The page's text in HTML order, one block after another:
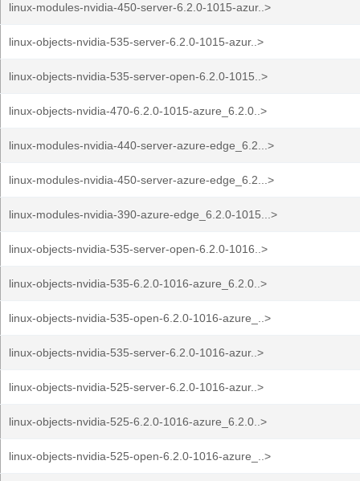
linux-modules-nvidia-450-server-6.2.0-1015-azur..>
linux-objects-nvidia-535-server-6.2.0-1015-azur..>
linux-objects-nvidia-535-server-open-6.2.0-1015..>
linux-objects-nvidia-470-6.2.0-1015-azure_6.2.0..>
linux-modules-nvidia-440-server-azure-edge_6.2...>
linux-modules-nvidia-450-server-azure-edge_6.2...>
linux-modules-nvidia-390-azure-edge_6.2.0-1015...>
linux-objects-nvidia-535-server-open-6.2.0-1016..>
linux-objects-nvidia-535-6.2.0-1016-azure_6.2.0..>
linux-objects-nvidia-535-open-6.2.0-1016-azure_..>
linux-objects-nvidia-535-server-6.2.0-1016-azur..>
linux-objects-nvidia-525-server-6.2.0-1016-azur..>
linux-objects-nvidia-525-6.2.0-1016-azure_6.2.0..>
linux-objects-nvidia-525-open-6.2.0-1016-azure_..>